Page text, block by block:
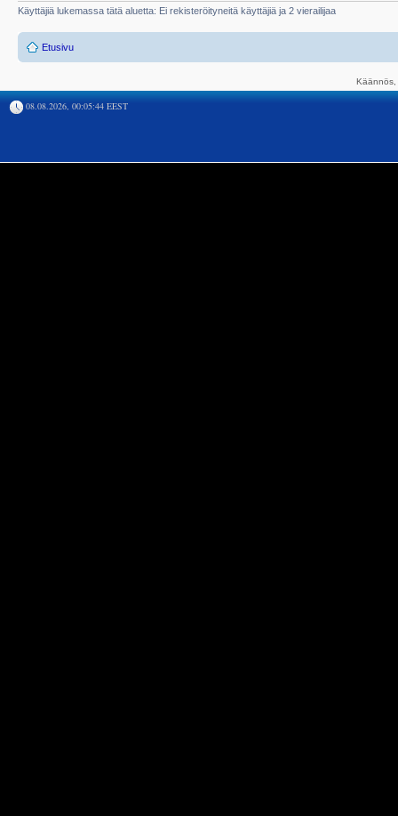
Käyttäjiä lukemassa tätä aluetta: Ei rekisteröityneitä käyttäjiä ja 2 vierailijaa
Etusivu
08.08.2026, 00:05:44 EEST